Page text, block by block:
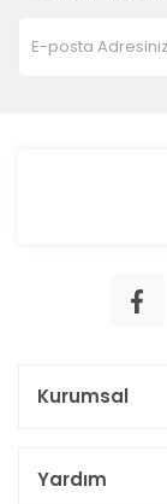
Kurumsal
Yardım